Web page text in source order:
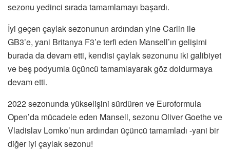
sezonu yedinci sırada tamamlamayı başardı.
İyi geçen çaylak sezonunun ardından yine Carlin ile
GB3’e, yani Britanya F3’e terfi eden Mansell’ın gelişimi
burada da devam etti, kendisi çaylak sezonunu iki galibiyet
ve beş podyumla üçüncü tamamlayarak göz doldurmaya
devam etti.
2022 sezonunda yükselişini sürdüren ve Euroformula
Open’da mücadele eden Mansell, sezonu Oliver Goethe ve
Vladislav Lomko’nun ardından üçüncü tamamladı -yani bir
diğer iyi çaylak sezonu!